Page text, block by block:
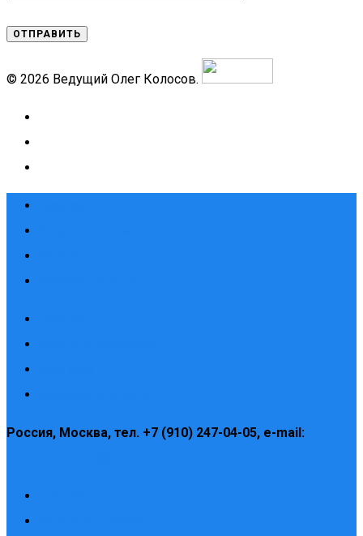
© 2026 Ведущий Олег Колосов.
Россия, Москва, тел. +7 (910) 247-04-05, e-mail: